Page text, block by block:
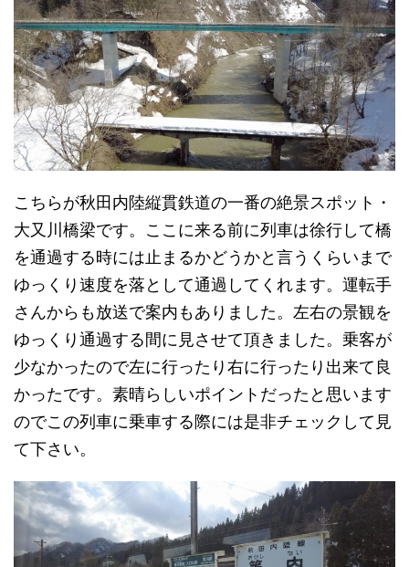
こちらが秋田内陸縦貫鉄道の一番の絶景スポット・
大又川橋梁です。ここに来る前に列車は徐行して橋
を通過する時には止まるかどうかと言うくらいまで
ゆっくり速度を落として通過してくれます。運転手
さんからも放送で案内もありました。左右の景観を
ゆっくり通過する間に見させて頂きました。乗客が
少なかったので左に行ったり右に行ったり出来て良
かったです。素晴らしいポイントだったと思います
のでこの列車に乗車する際には是非チェックして見
て下さい。